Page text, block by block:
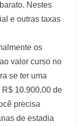
Nestes
e outras taxas
os
valor curso no
se ter uma
10.900,00 de
precisa
de estadia